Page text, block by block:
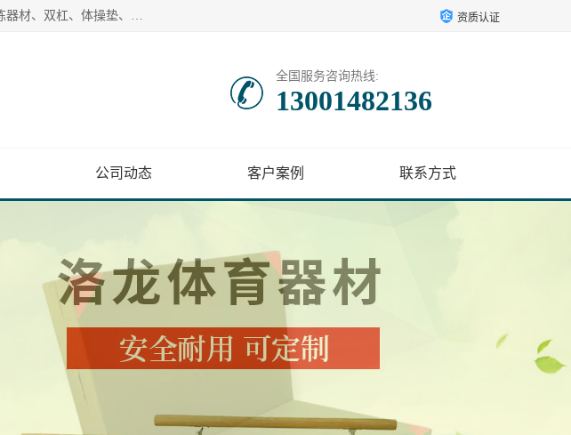
【1分钟前更新】盐山洛龙体育器材销售有限公司批量供应：300米障碍器材、400米障碍器材、部队训练器材、双杠、体操垫、舞蹈把杆等产品。盐山洛龙体育器材销售有限公司经过多年的发展，集研发，生产，销售，售后服务为一体. 奉行“质量，信誉，服务”的宗旨，以开拓创新的精神和真诚守信的态度积极进取。 资质认证
全国服务咨询热线:
13001482136
公司动态 客户案例 联系方式